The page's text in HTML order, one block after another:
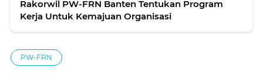
Rakorwil PW-FRN Banten Tentukan Program
Kerja Untuk Kemajuan Organisasi
PW-FRN